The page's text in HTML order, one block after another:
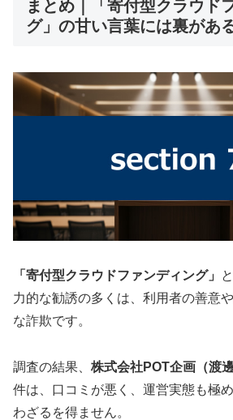
まとめ｜「寄付型クラウド
グ」の甘い言葉には裏があ
「寄付型クラウドファンディング」
力的な勧誘の多くは、利用者の善意
な詐欺です。
調査の結果、 株式会社POT企画（渡邊
件は、口コミが悪く、運営実態も極
わざるを得ません。